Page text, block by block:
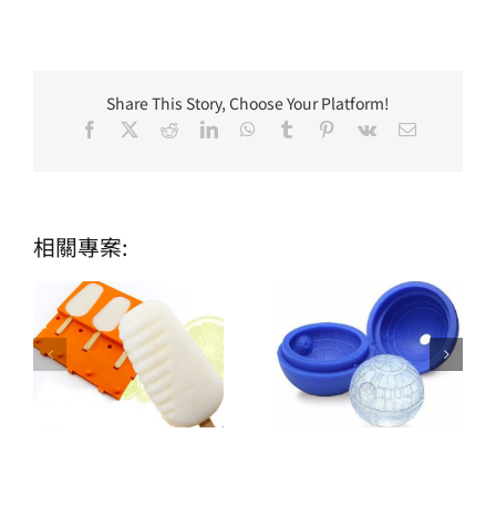
Share This Story, Choose Your Platform!
Facebook RedditLinkedInWhatsApp
Tumblr Pinterest
Vk Email:
相關專案: